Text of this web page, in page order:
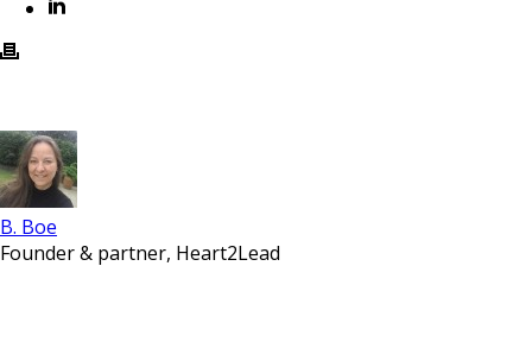
B. Boe
Founder & partner, Heart2Lead